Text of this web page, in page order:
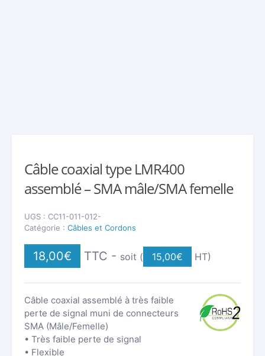
Câble coaxial type LMR400
assemblé – SMA mâle/SMA femelle
18,00€ TTC - soit ( 15,00€ HT)
Câble coaxial assemblé à très faible
perte de signal muni de connecteurs
SMA (Mâle/Femelle)
• Très faible perte de signal
• Flexible
UGS : CC11-011-012-
Catégorie : Câbles et Cordons